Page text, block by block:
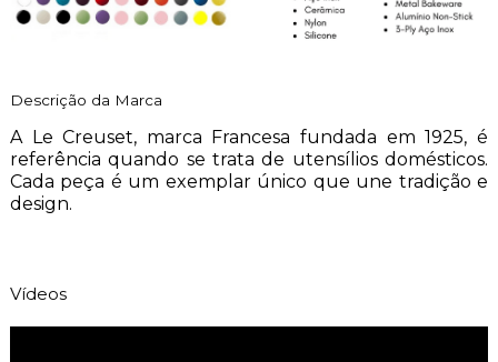
Descrição da Marca
A Le Creuset, marca Francesa fundada em 1925, é
referência quando se trata de utensílios domésticos.
Cada peça é um exemplar único que une tradição e
design.
Vídeos